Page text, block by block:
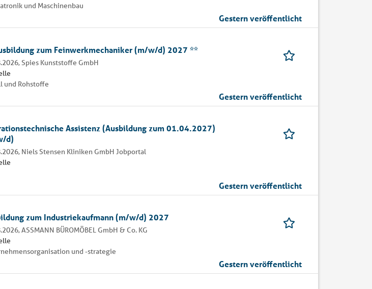
und Maschinenbau
Gestern veröffentlicht
zum Feinwerkmechaniker (m/w/d) 2027 **
Spies Kunststoffe GmbH
und Rohstoffe
Gestern veröffentlicht
Assistenz (Ausbildung zum 01.04.2027)
d)
Niels Stensen Kliniken GmbH Jobportal
Gestern veröffentlicht
zum Industriekaufmann (m/w/d) 2027
ASSMANN BÜROMÖBEL GmbH & Co. KG
und -strategie
Gestern veröffentlicht